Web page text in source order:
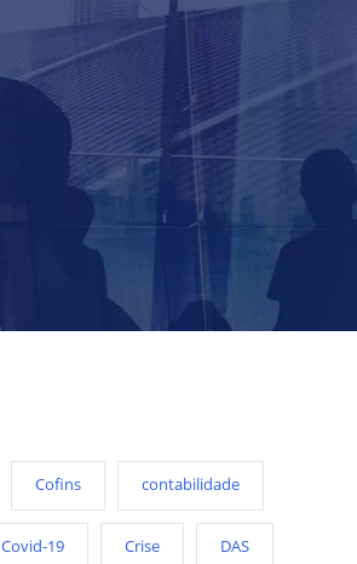
Cofins contabilidade
Covid-19 Crise DAS